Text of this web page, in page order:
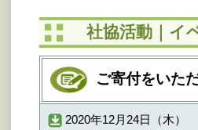
社協活動｜イ
ご寄付をいた
2020年12月24日（木）